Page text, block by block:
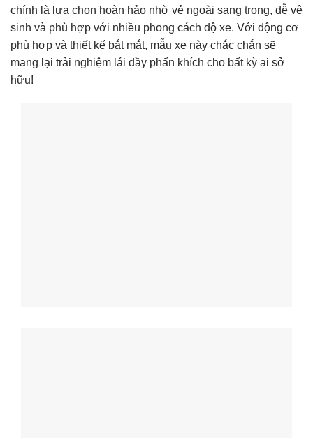
chính là lựa chọn hoàn hảo nhờ vẻ ngoài sang trọng, dễ vệ
sinh và phù hợp với nhiều phong cách độ xe. Với động cơ
phù hợp và thiết kế bắt mắt, mẫu xe này chắc chắn sẽ
mang lại trải nghiệm lái đầy phấn khích cho bất kỳ ai sở
hữu!